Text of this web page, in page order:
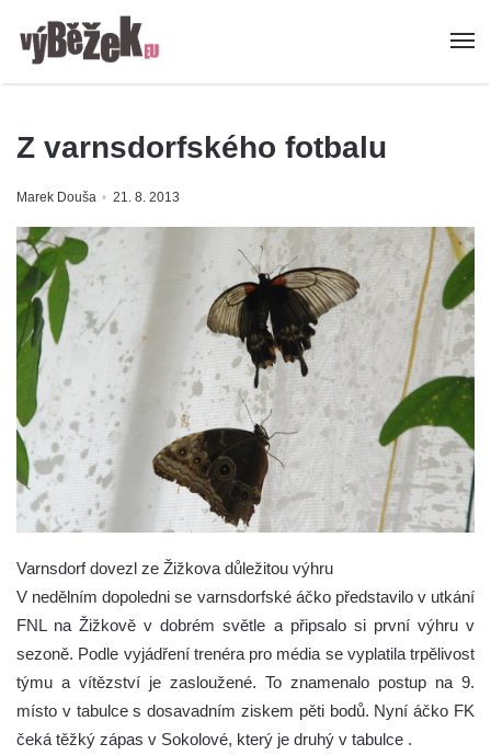
Z varnsdorfského fotbalu
Marek Douša 21. 8. 2013
Varnsdorf dovezl ze Žižkova důležitou výhru
V nedělním dopoledni se varnsdorfské áčko představilo v utkání
FNL na Žižkově v dobrém světle a připsalo si první výhru v
sezoně. Podle vyjádření trenéra pro média se vyplatila trpělivost
týmu a vítězství je zasloužené. To znamenalo postup na 9.
místo v tabulce s dosavadním ziskem pěti bodů. Nyní áčko FK
čeká těžký zápas v Sokolové, který je druhý v tabulce .